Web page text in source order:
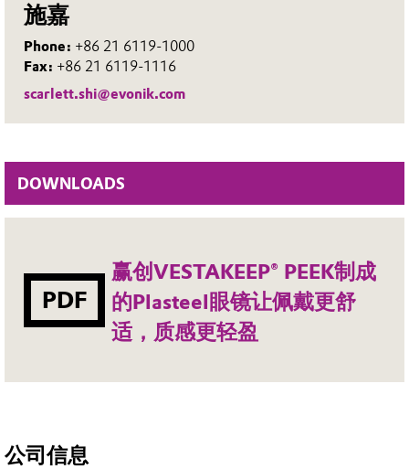
施嘉
Phone: +86 21 6119-1000
Fax: +86 21 6119-1116
scarlett.shi@evonik.com
DOWNLOADS
PDF
赢创VESTAKEEP® PEEK制成
的Plasteel眼镜让佩戴更舒
适，质感更轻盈
公司信息